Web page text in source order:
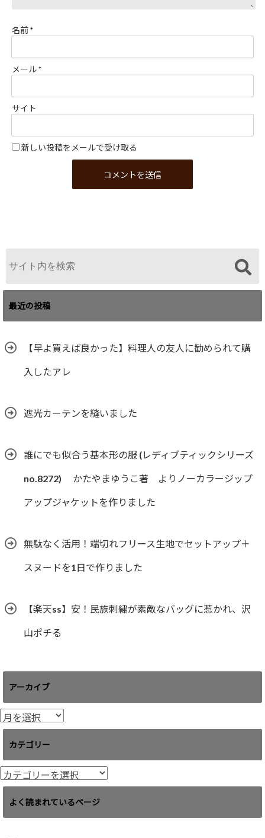
名前*
メール*
サイト
新しい投稿をメールで受け取る
最近の投稿
【早よ買えば良かった】料理人の友人に勧められて購
入したアレ
遮光カーテンを縫いました
誰にでも似合う基本形の服 (レディブティックシリーズ
no.8272) かたやまゆうこ著 よりノーカラージップ
アップジャケットを作りました
無駄なく活用！端切れフリース生地でセットアップ＋
スヌードを1日で作りました
【楽天ss】安！民族刺繍が素敵なバッグに惹かれ、沢
山ポチる
アーカイブ
ア
ー
イ
ブ
カテゴリー
カ
テ
リ
よく読まれているページ